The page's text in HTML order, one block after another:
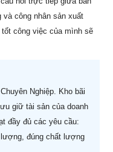
công nhân sản xuất
công việc của mình sẽ
Nghiệp. Kho bãi
giữ tài sản của doanh
đầy đủ các yêu cầu:
đúng chất lượng